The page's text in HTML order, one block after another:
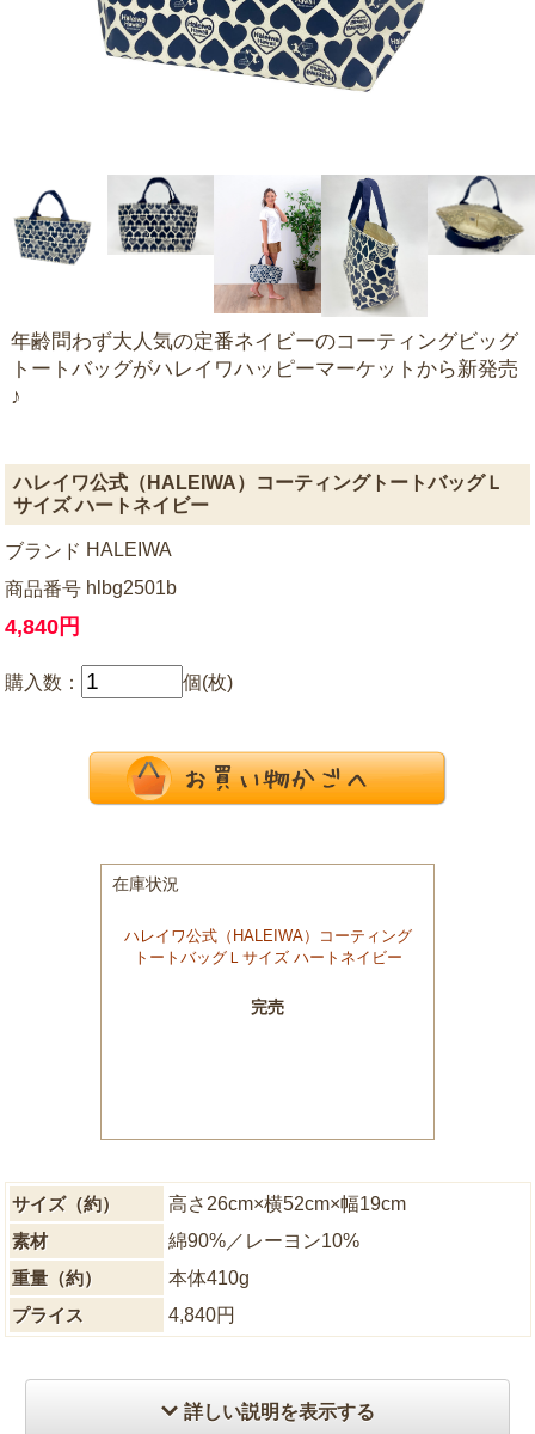
年齢問わず大人気の定番ネイビーのコーティングビッグ
トートバッグがハレイワハッピーマーケットから新発売
♪
ハレイワ公式（HALEIWA）コーティングトートバッグＬ
サイズ ハートネイビー
ブランド HALEIWA
商品番号 hlbg2501b
4,840円
購入数： 個(枚)
サイズ（約）
高さ26cm×横52cm×幅19cm
素材
綿90%／レーヨン10%
重量（約）
本体410g
プライス
4,840円
詳しい説明を表示する